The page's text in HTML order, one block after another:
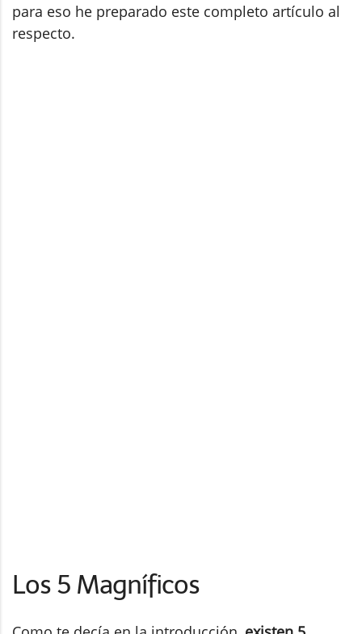
para eso he preparado este completo artículo al
respecto.
Los 5 Magníficos